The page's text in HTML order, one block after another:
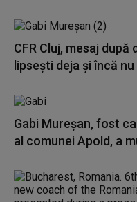
CFR Cluj, mesaj după
lipseşti deja şi încă
Gabi Mureşan, fost
al comunei Apold, a